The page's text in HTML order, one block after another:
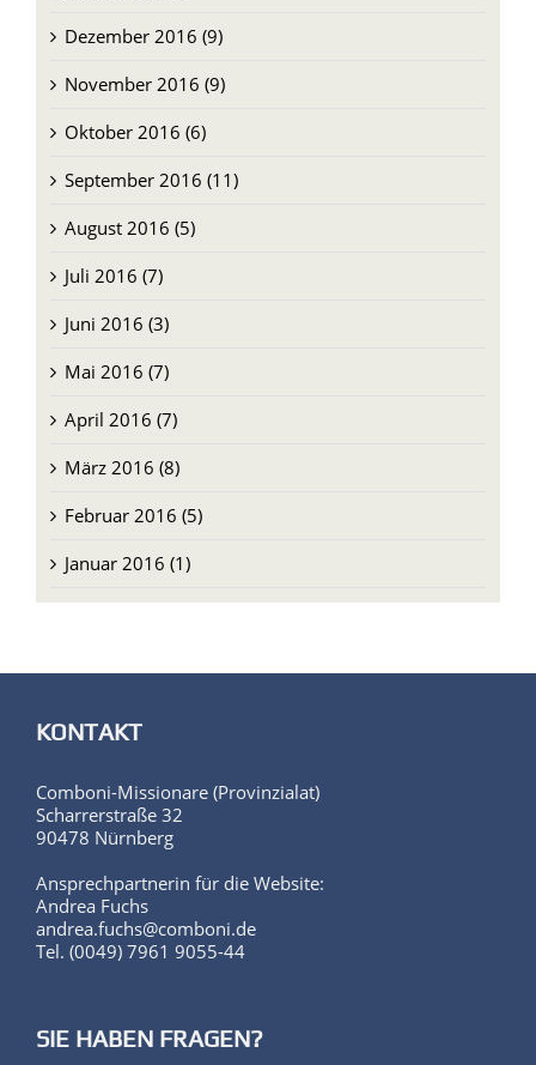
Januar 2017 (4)
Dezember 2016 (9)
November 2016 (9)
Oktober 2016 (6)
September 2016 (11)
August 2016 (5)
Juli 2016 (7)
Juni 2016 (3)
Mai 2016 (7)
April 2016 (7)
März 2016 (8)
Februar 2016 (5)
KONTAKT
Comboni-Missionare (Provinzialat)
90478 Nürnberg
Ansprechpartnerin für die Website:
Andrea Fuchs